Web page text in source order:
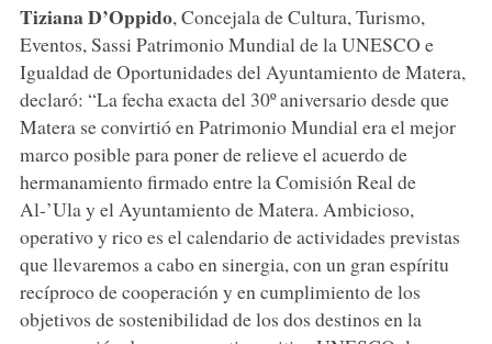
Tiziana D’Oppido, Concejala de Cultura, Turismo,
Eventos, Sassi Patrimonio Mundial de la UNESCO e
Igualdad de Oportunidades del Ayuntamiento de Matera,
declaró: “La fecha exacta del 30º aniversario desde que
Matera se convirtió en Patrimonio Mundial era el mejor
marco posible para poner de relieve el acuerdo de
hermanamiento firmado entre la Comisión Real de
Al-’Ula y el Ayuntamiento de Matera. Ambicioso,
operativo y rico es el calendario de actividades previstas
que llevaremos a cabo en sinergia, con un gran espíritu
recíproco de cooperación y en cumplimiento de los
objetivos de sostenibilidad de los dos destinos en la